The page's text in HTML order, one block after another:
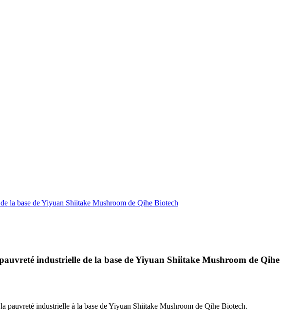
la base de Yiyuan Shiitake Mushroom de Qihe Biotech
industrielle de la base de Yiyuan Shiitake Mushroom de Qihe
pauvreté industrielle à la base de Yiyuan Shiitake Mushroom de Qihe Biotech.